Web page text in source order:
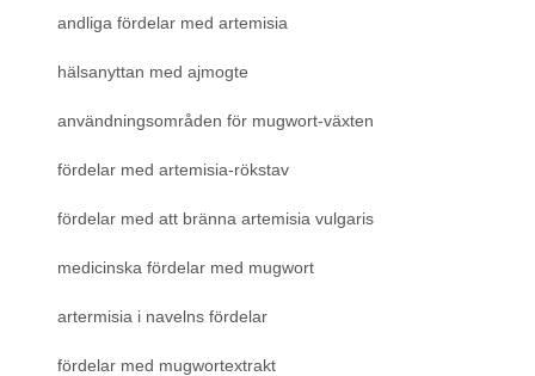
andliga fördelar med artemisia
hälsanyttan med ajmogte
användningsområden för mugwort-växten
fördelar med artemisia-rökstav
fördelar med att bränna artemisia vulgaris
medicinska fördelar med mugwort
artermisia i navelns fördelar
fördelar med mugwortextrakt